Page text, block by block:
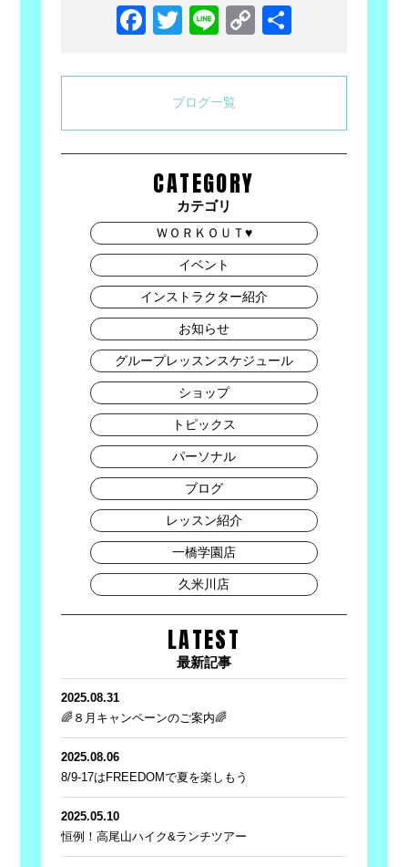
Facebook
Twitter
LineCopy
ブログ一覧
CATEGORY
カテゴリ
ＷＯＲＫＯＵＴ♥
イベント
インストラクター紹介
お知らせ
グループレッスンスケジュール
ショップ
トピックス
パーソナル
ブログ
レッスン紹介
一橋学園店
久米川店
LATEST
最新記事
2025.08.31
🌈８月キャンペーンのご案内🌈
2025.08.06
8/9-17はFREEDOMで夏を楽しもう
2025.05.10
恒例！高尾山ハイク&ランチツアー